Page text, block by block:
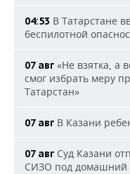
04:53 В Татарстане
беспилотной
07 авг «Не взятка, а
смог избрать меру
Татарстан»
07 авг В Казани
07 авг Суд Казани
СИЗО под домашний